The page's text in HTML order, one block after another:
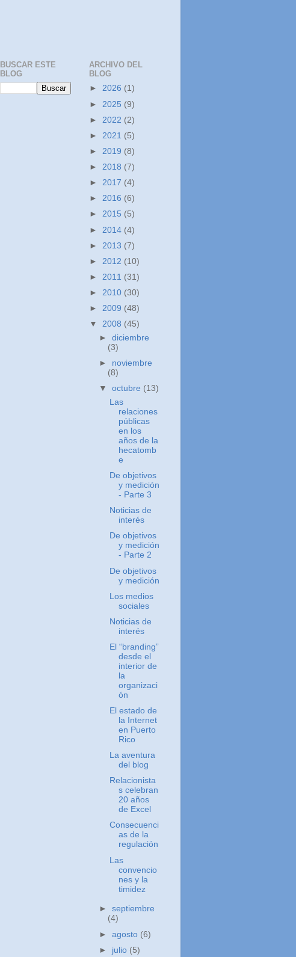
BUSCAR ESTE
BLOG
ARCHIVO DEL
BLOG
► 2026 (1)
► 2025 (9)
► 2022 (2)
► 2021 (5)
► 2019 (8)
► 2018 (7)
► 2017 (4)
► 2016 (6)
► 2015 (5)
► 2014 (4)
► 2013 (7)
► 2012 (10)
► 2011 (31)
► 2010 (30)
► 2009 (48)
▼ 2008 (45)
►diciembre
(3)
► noviembre
(8)
▼octubre (13)
Las
relaciones
públicas
en los
años de la
hecatomb
e
De objetivos
y medición
- Parte 3
Noticias de
interés
De objetivos
y medición
- Parte 2
De objetivos
y medición
Los medios
sociales
Noticias de
interés
El “branding”
desde el
interior de
la
organizaci
ón
El estado de
la Internet
en Puerto
Rico
La aventura
del blog
Relacionista
s celebran
20 años
de Excel
Consecuenci
as de la
regulación
Las
convencio
nes y la
timidez
►septiembre
(4)
►agosto (6)
► julio (5)